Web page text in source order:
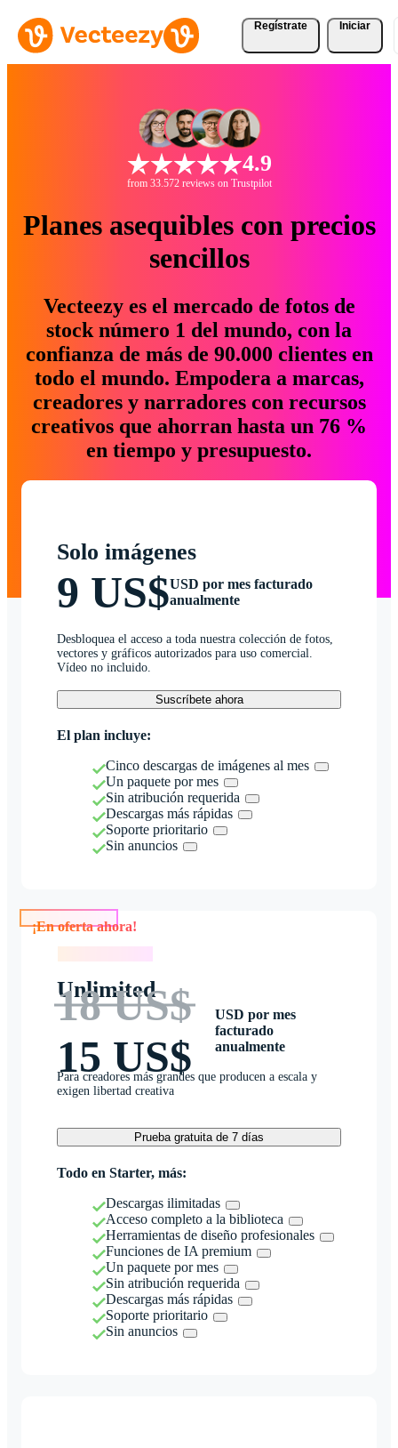
Regístrate Iniciar
4.9
from 33.572 reviews on Trustpilot
Planes asequibles con precios
sencillos
Vecteezy es el mercado de fotos de
stock número 1 del mundo, con la
confianza de más de 90.000 clientes en
todo el mundo. Empodera a marcas,
creadores y narradores con recursos
creativos que ahorran hasta un 76 %
en tiempo y presupuesto.
Solo imágenes
9 US$USD por mes facturado
anualmente
Desbloquea el acceso a toda nuestra colección de fotos,
vectores y gráficos autorizados para uso comercial.
Vídeo no incluido.
Suscríbete ahora
El plan incluye:
Cinco descargas de imágenes al mes
Un paquete por mes
Sin atribución requerida
Descargas más rápidas
Soporte prioritario
Sin anuncios
Unlimited
18 US$
15 US$
USD por mes
facturado
anualmente
Para creadores más grandes que producen a escala y
exigen libertad creativa
Prueba gratuita de 7 días
Todo en Starter, más:
Descargas ilimitadas
Acceso completo a la biblioteca
Herramientas de diseño profesionales
Funciones de IA premium
Un paquete por mes
Sin atribución requerida
Descargas más rápidas
Soporte prioritario
Sin anuncios